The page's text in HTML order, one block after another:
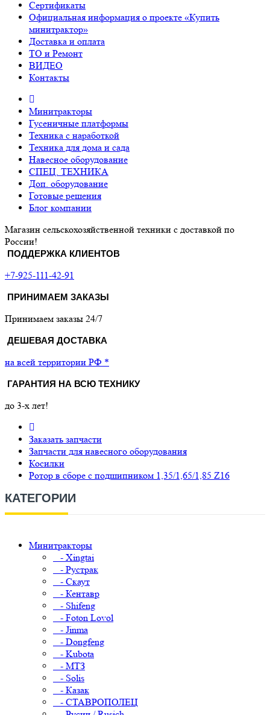
Сертификаты
Официальная информация о проекте «Купить
минитрактор»
Доставка и оплата
ТО и Ремонт
ВИДЕО
Контакты
Минитракторы
Гусеничные платформы
Техника с наработкой
Техника для дома и сада
Навесное оборудование
СПЕЦ. ТЕХНИКА
Доп. оборудование
Готовые решения
Блог компании
Магазин сельскохозяйственной техники с доставкой по
России!
ПОДДЕРЖКА КЛИЕНТОВ
+7-925-111-42-91
ПРИНИМАЕМ ЗАКАЗЫ
Принимаем заказы 24/7
ДЕШЕВАЯ ДОСТАВКА
на всей территории РФ *
ГАРАНТИЯ НА ВСЮ ТЕХНИКУ
до 3-х лет!
Заказать запчасти
Запчасти для навесного оборудования
Косилки
Ротор в сборе с подшипником 1,35/1,65/1,85 Z16
КАТЕГОРИИ
Минитракторы
- Xingtai
- Рустрак
- Скаут
- Кентавр
- Shifeng
- Foton Lovol
- Jinma
- Dongfeng
- Kubota
- МТЗ
- Solis
- Казак
- СТАВРОПОЛЕЦ